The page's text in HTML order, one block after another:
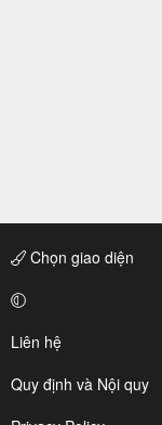
Chọn giao diện
Liên hệ
Quy định và Nội quy